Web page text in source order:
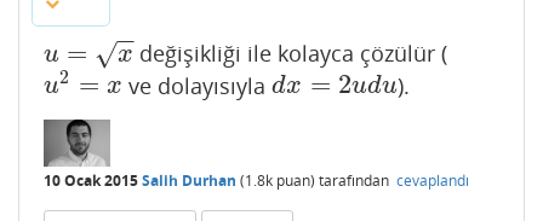
u = x
−
−
√
u=x değişikliği ile kolayca çözülür (
u2 = x
u2 =x ve dolayısıyladx = 2udu
dx= 2u du ).
10 Ocak 2015Salih Durhan (1.8k puan) tarafından cevaplandı